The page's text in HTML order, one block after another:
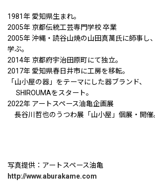
1981年 愛知県生まれ。
2005年 京都伝統工芸専門学校 卒業
2005年 沖縄・読谷山焼の山田真萬氏に師事し
学ぶ。
2014年 京都府宇治田原町にて独立。
2017年 愛知県春日井市に工房を移転。
「山小屋の器」をテーマにした器ブランド、
SHIROUMAをスタート。
2022年 アートスペース油亀企画展
長谷川哲也のうつわ展「山小屋」個展・開催
写真提供：アートスペース油亀
http://www.aburakame.com